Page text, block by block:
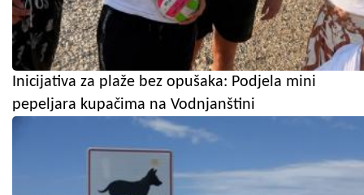
Inicijativa za plaže bez opušaka: Podjela mini
pepeljara kupačima na Vodnjanštini